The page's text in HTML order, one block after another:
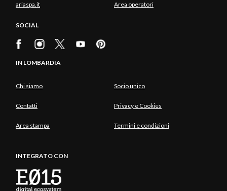
ariaspa.it Area operatori
SOCIAL
IN LOMBARDIA
Chi siamo Socio unico
Contatti Privacy e Cookies
Area stampa Termini e condizioni
INTEGRATO CON